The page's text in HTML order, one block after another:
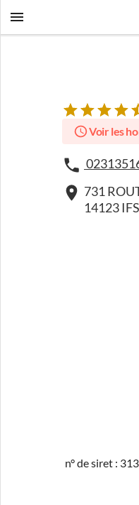
Voir les
731
14123 IFS
n° de siret :